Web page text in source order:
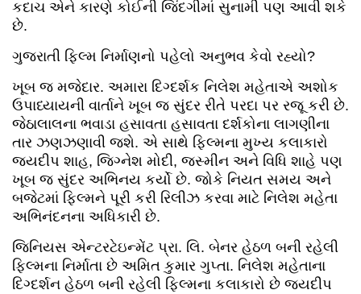
કદાચ એને કારણે કોઈની જિંદગીમાં સુનામી પણ આવી શકે
છે.
ગુજરાતી ફિલ્મ નિર્માણનો પહેલો અનુભવ કેવો રહ્યો?
ખૂબ જ મજેદાર. અમારા દિગ્દર્શક નિલેશ મહેતાએ અશોક
ઉપાધ્યાયની વાર્તાને ખૂબ જ સુંદર રીતે પરદા પર રજૂ કરી છે.
જેઠાલાલના ભવાડા હસાવતા હસાવતા દર્શકોના લાગણીના
તાર ઝણઝણાવી જશે. એ સાથે ફિલ્મના મુખ્ય કલાકારો
જયદીપ શાહ, જિગ્નેશ મોદી, જસ્મીન અને વિધિ શાહે પણ
ખૂબ જ સુંદર અભિનય કર્યો છે. જોકે નિયત સમય અને
બજેટમાં ફિલ્મને પૂરી કરી રિલીઝ કરવા માટે નિલેશ મહેતા
અભિનંદનના અધિકારી છે.
જિનિયસ એન્ટરટેઇન્મેંટ પ્રા. લિ. બેનર હેઠળ બની રહેલી
ફિલ્મના નિર્માતા છે અમિત કુમાર ગુપ્તા. નિલેશ મહેતાના
દિગ્દર્શન હેઠળ બની રહેલી ફિલ્મના કલાકારો છે જયદીપ